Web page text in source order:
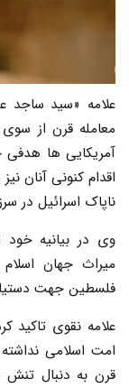
علامه «سید ساجد
معامله قرن از
آمریکایی ها
اقدام کنونی آنان
ناپاک اسرائیل در
وی در بیانیه خود
میراث جهان
فلسطین جهت
علامه نقوی تاکید
امت اسلامی
قرن به دنبال تنش